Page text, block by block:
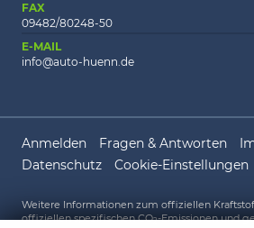
FAX
09482/80248-50
E-MAIL
info@auto-huenn.de
Anmelden Fragen & Antworten
Datenschutz
Cookie-Einstellungen
Weitere Informationen zum offiziellen
offiziellen spezifischen CO2-Emissionen und